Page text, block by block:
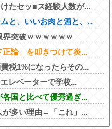
たセッ■ス経験人数が...
と、いいお肉と酒と、...
界突破ｗｗｗｗｗｗ
正論」を叩きつけて炎...
税1%になったらその...
レベーターで学校...
各国と比べて優秀過ぎ...
が多い理由→「これ」...